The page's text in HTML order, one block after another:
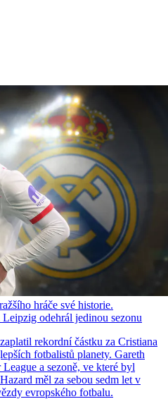
hráče své historie.
odehrál jedinou sezonu
rekordní částku za Cristiana
fotbalistů planety. Gareth
a sezoně, ve které byl
měl za sebou sedm let v
evropského fotbalu.